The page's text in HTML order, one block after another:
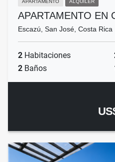
APARTAMENTO ALQUILER
APARTAMENTO
Escazú, San José, Costa Rica
2 Habitaciones
2 Baños